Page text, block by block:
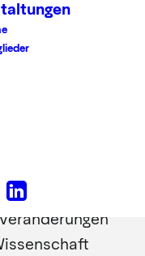
Frankfurt
/ 60596
Mittelpunkt